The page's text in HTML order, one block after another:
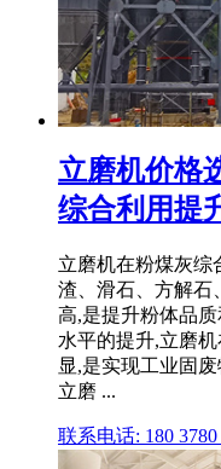
立磨机价格
综合利用提
立磨机在粉煤灰综
渣、滑石、方解石
高,是提升粉体品
水平的提升,立磨
显,是实现工业固
立磨 ...
联系电话: 180 3780